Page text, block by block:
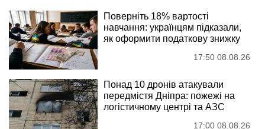
Поверніть 18% вартості
навчання: українцям підказали,
як оформити податкову знижку
17:50 08.08.26
Понад 10 дронів атакували
передмістя Дніпра: пожежі на
логістичному центрі та АЗС
17:00 08.08.26